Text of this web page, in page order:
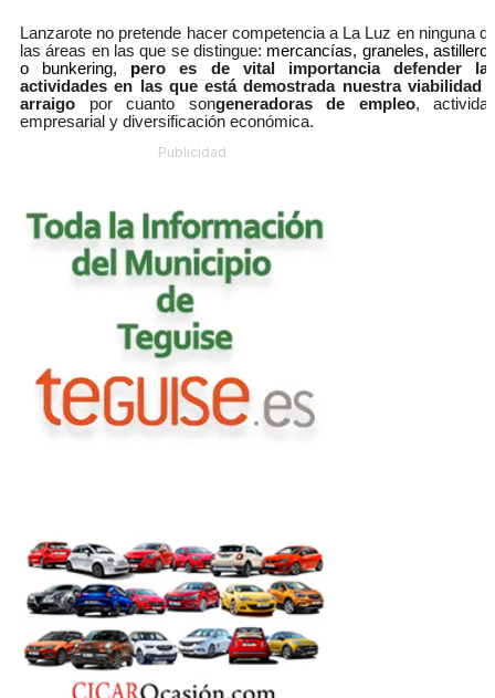
Lanzarote no pretende hacer competencia a La Luz en ninguna
las áreas en las que se distingue: mercancías, graneles,
o bunkering, pero es de vital importancia defender
actividades en las que está demostrada nuestra viabilidad
arraigo por cuanto songeneradoras de empleo,
empresarial y diversificación económica.
Publicidad